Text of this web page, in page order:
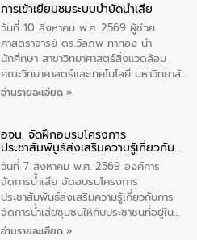
ความรู้แก่นักเรียนชั้นมัธยมปีที่ 1 โรงเรียน
วัดสว่างอารมณ์ ในเขตเทศบาลตำบลราไวย์
เพื่อส่งเสริมความรู้ด้านการจัดการน้ำเสีย
การบำบัดน้ำเสียเบื้องต้นในครัวเรือน และ
สร้างจิตสำนึกในการอนุรักษ์สิ่งแวดล้อม ใน
การนี้ นายเทมส์ ไกรทัศน์ นายกเทศมนตรี
การเข้าเยี่ยมชมระบบบำบัดน้ำเสีย
วันที่ 10 สิงหาคม พ.ศ. 2569 ผู้ช่วย
ศาสตราจารย์ ดร.วัลภพ ทาทอง นำ
นักศึกษา สาขาวิทยาศาสตร์สิ่งแวดล้อม
คณะวิทยาศาสตร์และเทคโนโลยี มหาวิทยาลัย
ราชภัฏเลย เข้าศึกษาดูงานระบบบำบัดน้ำเสีย
วิศวกร ให้การต้อนรับ และบรรยายให้ความ
รู้
อ่านรายละเอียด »
อจน. จัดฝึกอบรมโครงการ
ประชาสัมพันธ์ส่งเสริมความรู้เกี่ยวกับ
การจัดการน้ำเสีย
วันที่ 7 สิงหาคม พ.ศ. 2569 องค์การ
จัดการน้ำเสีย จัดอบรมโครงการ
ประชาสัมพันธ์ส่งเสริมความรู้เกี่ยวกับการ
จัดการน้ำเสียชุมชนให้กับประชาชนที่อยู่ใน
เขตพื้นที่เทศบาลเมืองอุทัยธานี จำนวน 100
อ่านรายละเอียด »